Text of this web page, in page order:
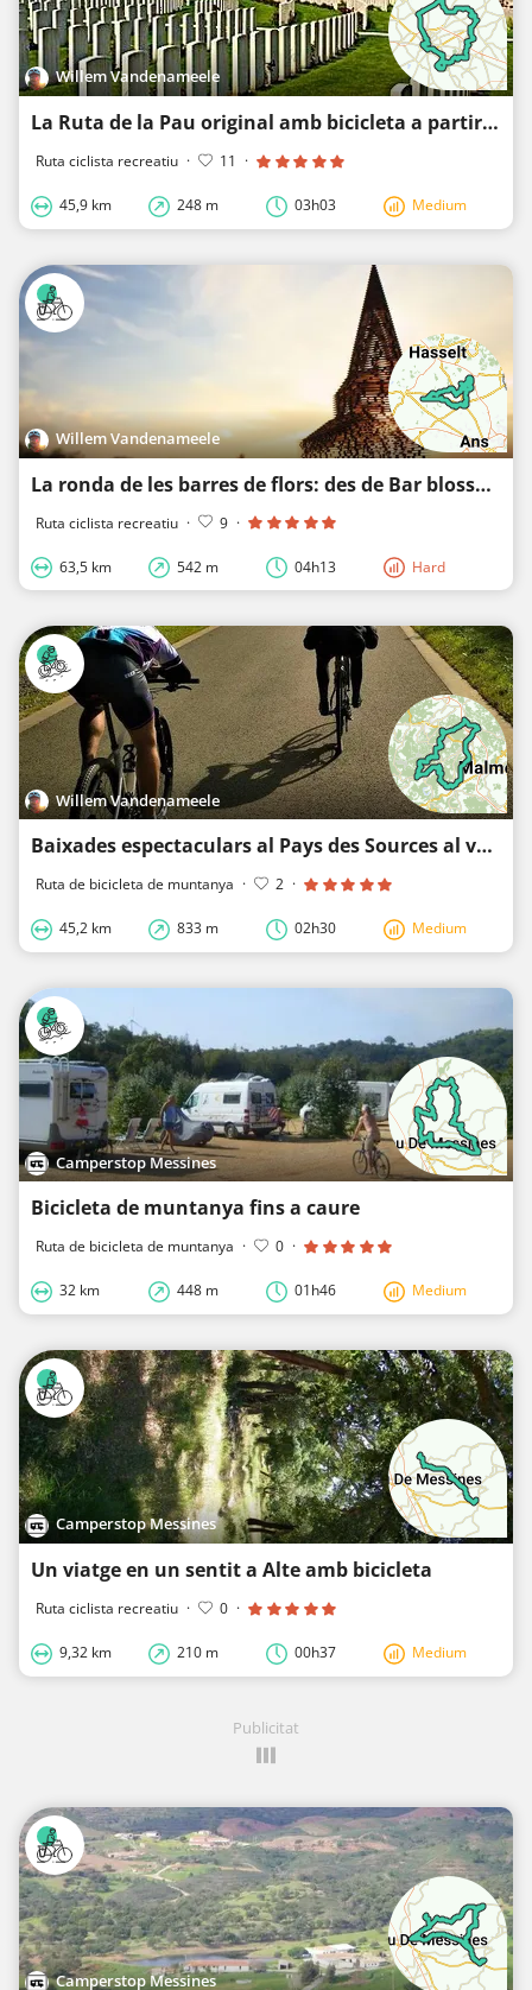
Willem Vandenameele
La Ruta de la Pau original amb bicicleta a partir del 2023 - senyalitzada
Ruta ciclista recreatiu · 11 ·
45,9 km 248 m 03h03 Medium
Willem Vandenameele
La ronda de les barres de flors: des de Bar blossom fins a Open Vineyard
Ruta ciclista recreatiu · 9 ·
63,5 km 542 m 04h13 Hard
Willem Vandenameele
Baixades espectaculars al Pays des Sources al voltant de Spa-Francorchamps - Stavelot (833 hm)
Ruta de bicicleta de muntanya · 2 ·
45,2 km 833 m 02h30 Medium
Camperstop Messines
Bicicleta de muntanya fins a caure
Ruta de bicicleta de muntanya · 0 ·
32 km 448 m 01h46 Medium
Camperstop Messines
Un viatge en un sentit a Alte amb bicicleta
Ruta ciclista recreatiu · 0 ·
9,32 km 210 m 00h37 Medium
Publicitat
Camperstop Messines